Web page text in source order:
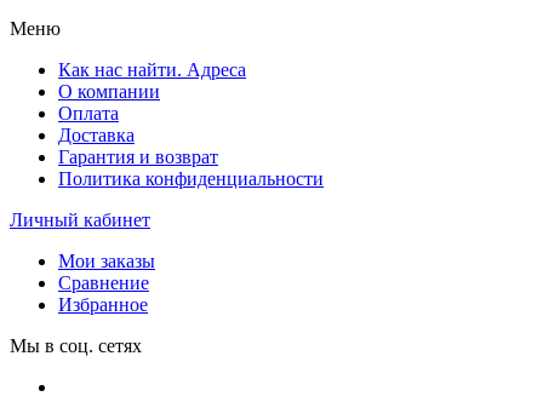
Меню
Как нас найти. Адреса
О компании
Оплата
Доставка
Гарантия и возврат
Политика конфиденциальности
Личный кабинет
Мои заказы
Сравнение
Избранное
Мы в соц. сетях